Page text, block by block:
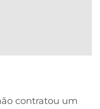
contratou um